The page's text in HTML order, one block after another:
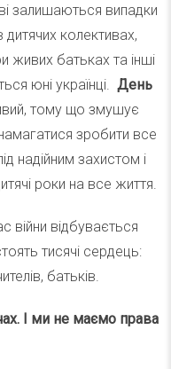
залишаються випадки
колективах,
живих батьках та інші
юні українці. День
тому що змушує
зробити все
надійним захистом і
роки на все життя.
війни відбувається
тисячі сердець:
батьків.
І ми не маємо права